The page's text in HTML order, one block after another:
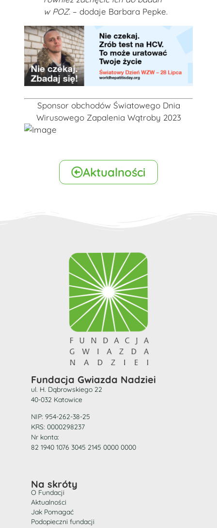
w POZ. – dodaje Barbara Pepke.
Sponsor obchodów Światowego Dnia
Wirusowego Zapalenia Wątroby 2023
Aktualności
Fundacja Gwiazda Nadziei
ul. H. Dąbrowskiego 22
40-032 Katowice
NIP: 954-262-38-25
KRS: 0000298237
Nr konta:
82 1940 1076 3045 2145 0000 0000
Na skróty
O Fundacji
Aktualności
Jak Pomagać
Podopieczni fundacji